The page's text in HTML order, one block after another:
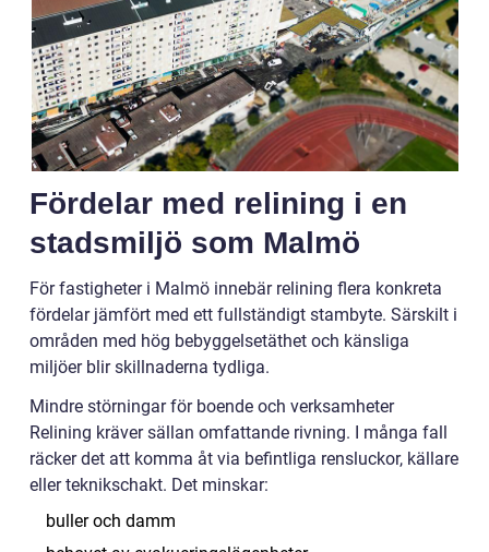
Fördelar med relining i en
stadsmiljö som Malmö
För fastigheter i Malmö innebär relining flera konkreta
fördelar jämfört med ett fullständigt stambyte. Särskilt i
områden med hög bebyggelsetäthet och känsliga
miljöer blir skillnaderna tydliga.
Mindre störningar för boende och verksamheter
Relining kräver sällan omfattande rivning. I många fall
räcker det att komma åt via befintliga rensluckor, källare
eller teknikschakt. Det minskar:
buller och damm